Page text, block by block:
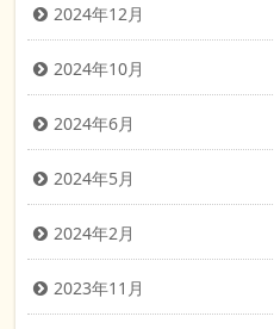
2024年12月
2024年10月
2024年6月
2024年5月
2024年2月
2023年11月